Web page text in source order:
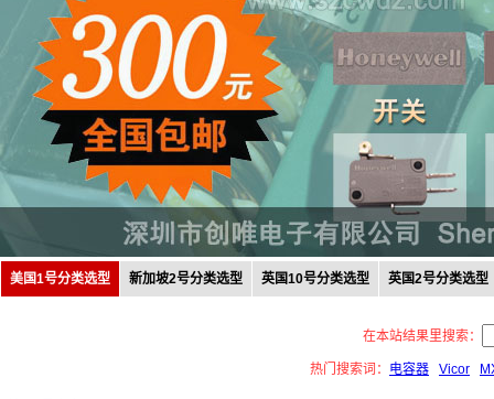
美国1号分类选型 新加坡2号分类选型 英国10号分类选型 英国2号分类选型
在本站结果里搜索：
热门搜索词： 电容器 Vicor